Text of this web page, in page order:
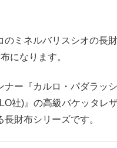
のミネルバリスシオの長
になります。
ナー『カルロ・パダラッ
社)』の高級バケッタレ
財布シリーズです。